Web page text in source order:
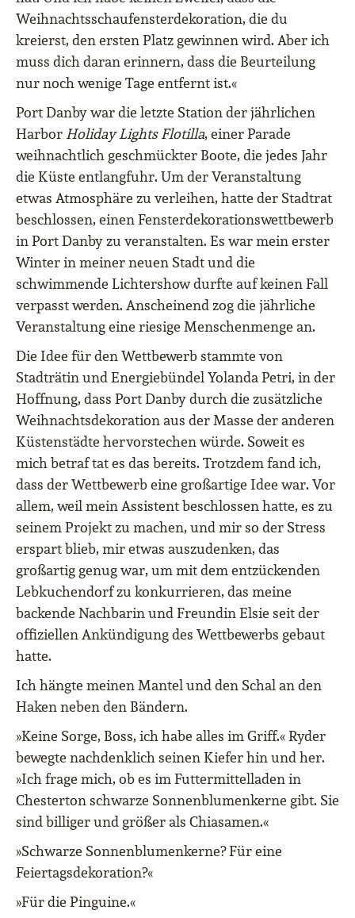
Weihnachtsschaufensterdekoration, die du
kreierst, den ersten Platz gewinnen wird. Aber ich
muss dich daran erinnern, dass die Beurteilung
nur noch wenige Tage entfernt ist.«
Port Danby war die letzte Station der jährlichen
Harbor Holiday Lights Flotilla, einer Parade
weihnachtlich geschmückter Boote, die jedes Jahr
die Küste entlangfuhr. Um der Veranstaltung
etwas Atmosphäre zu verleihen, hatte der Stadtrat
beschlossen, einen Fensterdekorationswettbewerb
in Port Danby zu veranstalten. Es war mein erster
Winter in meiner neuen Stadt und die
schwimmende Lichtershow durfte auf keinen Fall
verpasst werden. Anscheinend zog die jährliche
Veranstaltung eine riesige Menschenmenge an.
Die Idee für den Wettbewerb stammte von
Stadträtin und Energiebündel Yolanda Petri, in der
Hoffnung, dass Port Danby durch die zusätzliche
Weihnachtsdekoration aus der Masse der anderen
Küstenstädte hervorstechen würde. Soweit es
mich betraf tat es das bereits. Trotzdem fand ich,
dass der Wettbewerb eine großartige Idee war. Vor
allem, weil mein Assistent beschlossen hatte, es zu
seinem Projekt zu machen, und mir so der Stress
erspart blieb, mir etwas auszudenken, das
großartig genug war, um mit dem entzückenden
Lebkuchendorf zu konkurrieren, das meine
backende Nachbarin und Freundin Elsie seit der
offiziellen Ankündigung des Wettbewerbs gebaut
hatte.
Ich hängte meinen Mantel und den Schal an den
Haken neben den Bändern.
»Keine Sorge, Boss, ich habe alles im Griff.« Ryder
bewegte nachdenklich seinen Kiefer hin und her.
»Ich frage mich, ob es im Futtermittelladen in
Chesterton schwarze Sonnenblumenkerne gibt. Sie
sind billiger und größer als Chiasamen.«
»Schwarze Sonnenblumenkerne? Für eine
Feiertagsdekoration?«
»Für die Pinguine.«